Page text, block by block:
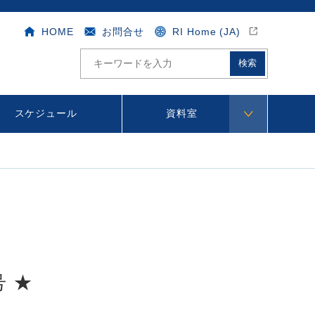
HOME お問合せ RI Home (JA)
イ
内
スケジュール 資料室
★